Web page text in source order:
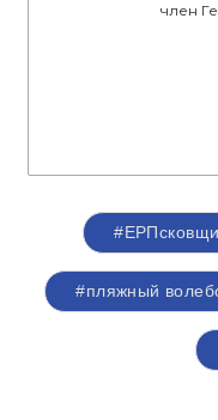
член
#пляжный